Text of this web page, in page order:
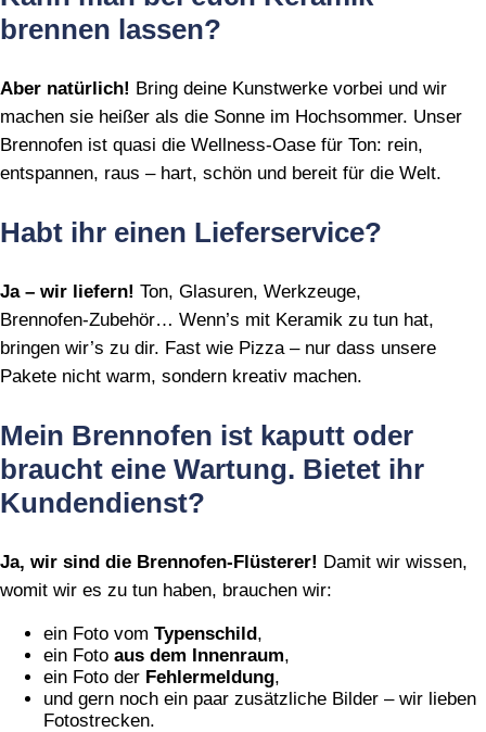
brennen lassen?
Aber natürlich! Bring deine Kunstwerke vorbei und wir
machen sie heißer als die Sonne im Hochsommer. Unser
Brennofen ist quasi die Wellness‑Oase für Ton: rein,
entspannen, raus – hart, schön und bereit für die Welt.
Habt ihr einen Lieferservice?
Ja – wir liefern! Ton, Glasuren, Werkzeuge,
Brennofen‑Zubehör… Wenn’s mit Keramik zu tun hat,
bringen wir’s zu dir. Fast wie Pizza – nur dass unsere
Pakete nicht warm, sondern kreativ machen.
Mein Brennofen ist kaputt oder
braucht eine Wartung. Bietet ihr
Kundendienst?
Ja, wir sind die Brennofen‑Flüsterer! Damit wir wissen,
womit wir es zu tun haben, brauchen wir:
ein Foto vom Typenschild,
ein Foto aus dem Innenraum,
ein Foto der Fehlermeldung,
und gern noch ein paar zusätzliche Bilder – wir lieben
Fotostrecken.